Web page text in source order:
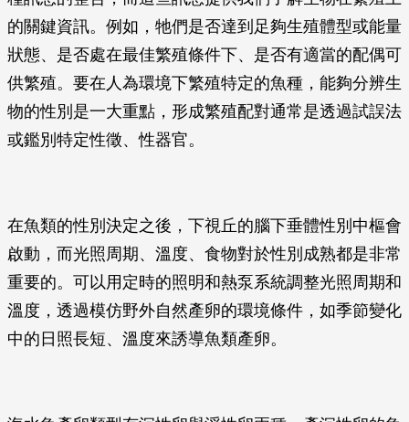
的關鍵資訊。例如，牠們是否達到足夠生殖體型或能量
狀態、是否處在最佳繁殖條件下、是否有適當的配偶可
供繁殖。要在人為環境下繁殖特定的魚種，能夠分辨生
物的性別是一大重點，形成繁殖配對通常是透過試誤法
或鑑別特定性徵、性器官。
在魚類的性別決定之後，下視丘的腦下垂體性別中樞會
啟動，而光照周期、溫度、食物對於性別成熟都是非常
重要的。可以用定時的照明和熱泵系統調整光照周期和
溫度，透過模仿野外自然產卵的環境條件，如季節變化
中的日照長短、溫度來誘導魚類產卵。